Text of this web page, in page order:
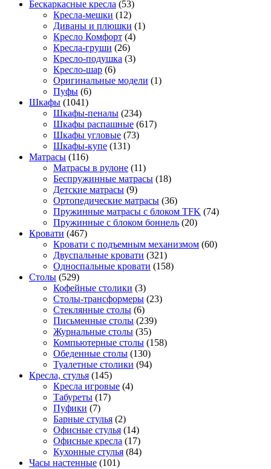
Бескаркасные кресла (53)
Кресла-мешки (12)
Диваны и плюшки (1)
Кресло Комфорт (4)
Кресла-груши (26)
Кресло-подушка (3)
Кресло-шар (6)
Оригинальные модели (1)
Пуфы (6)
Шкафы (1041)
Шкафы-пеналы (234)
Шкафы распашные (617)
Шкафы угловые (73)
Шкафы-купе (131)
Матрасы (116)
Матрасы в рулоне (11)
Беспружинные матрасы (18)
Детские матрасы (9)
Ортопедические матрасы (36)
Пружинные матрасы с блоком TFK (74)
Пружинные с блоком боннель (20)
Кровати (467)
Кровати с подъемным механизмом (60)
Двуспальные кровати (321)
Односпальные кровати (158)
Столы (529)
Кофейные столики (3)
Столы-трансформеры (23)
Стеклянные столы (6)
Письменные столы (239)
Журнальные столы (35)
Компьютерные столы (158)
Обеденные столы (130)
Туалетные столики (94)
Кресла, стулья (145)
Кресла игровые (4)
Табуреты (17)
Пуфики (7)
Барные стулья (2)
Офисные стулья (14)
Офисные кресла (17)
Кухонные стулья (84)
Часы настенные (101)